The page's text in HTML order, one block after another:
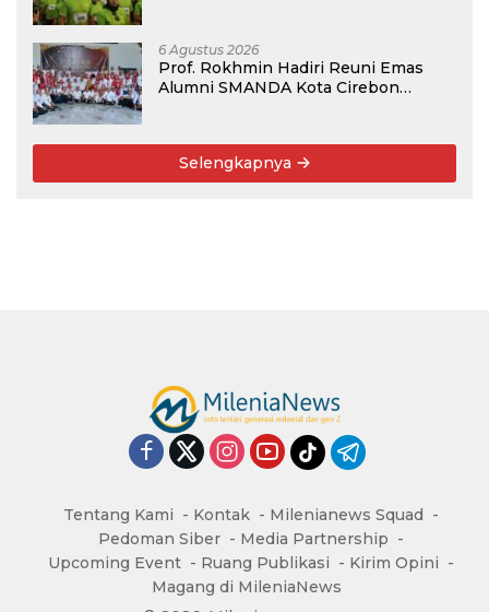
Guru Honorer
6 Agustus 2026
Prof. Rokhmin Hadiri Reuni Emas
Alumni SMANDA Kota Cirebon
Selengkapnya
Tentang Kami Kontak
Milenianews Squad
Pedoman Siber
Media Partnership
Upcoming Event
Ruang Publikasi
Kirim Opini
Magang di MileniaNews